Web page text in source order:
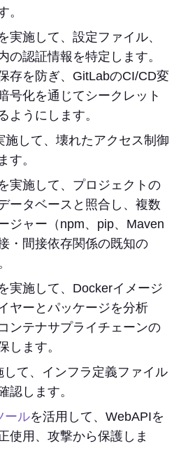
。
実施して、設定ファイル、
の認証情報を特定します。
存を防ぎ、GitLabのCI/CD変
号化を通じてシークレット
ようにします。
施して、壊れたアクセス制御
す。
実施して、プロジェクトの
ータベースと照合し、複数
ジャー（npm、pip、Maven
・間接依存関係の既知の
実施して、Dockerイメージ
ヤーとパッケージを分析
ンテナサプライチェーンの
します。
して、インフラ定義ファイル
認します。
ールを活用して、WebAPIを
使用、攻撃から保護しま